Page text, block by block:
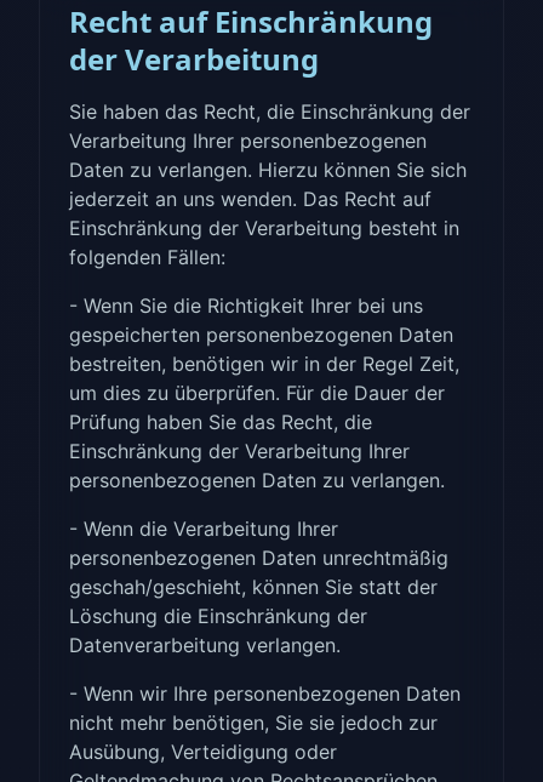
Recht auf Einschränkung
der Verarbeitung
Sie haben das Recht, die Einschränkung der
Verarbeitung Ihrer personenbezogenen
Daten zu verlangen. Hierzu können Sie sich
jederzeit an uns wenden. Das Recht auf
Einschränkung der Verarbeitung besteht in
folgenden Fällen:
- Wenn Sie die Richtigkeit Ihrer bei uns
gespeicherten personenbezogenen Daten
bestreiten, benötigen wir in der Regel Zeit,
um dies zu überprüfen. Für die Dauer der
Prüfung haben Sie das Recht, die
Einschränkung der Verarbeitung Ihrer
personenbezogenen Daten zu verlangen.
- Wenn die Verarbeitung Ihrer
personenbezogenen Daten unrechtmäßig
geschah/geschieht, können Sie statt der
Löschung die Einschränkung der
Datenverarbeitung verlangen.
- Wenn wir Ihre personenbezogenen Daten
nicht mehr benötigen, Sie sie jedoch zur
Ausübung, Verteidigung oder